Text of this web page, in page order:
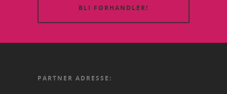
BLI FORHANDLER!
PARTNER ADRESSE: